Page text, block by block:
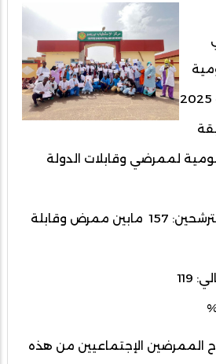
بروصو عامي 2024 و 2025
لممرضي وقابلات الدولة
- ⁠العدد الإجمالي للمترشحين: 157 مابين ممرض وقابلة
119
الممرضين الإجتماعيين من هذه